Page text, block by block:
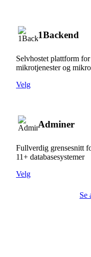
1Backend
Selvhostet plattform
mikrotjenester og
Velg
Adminer
Fullverdig grensesnitt
11+ databasesystemer
Velg
Se